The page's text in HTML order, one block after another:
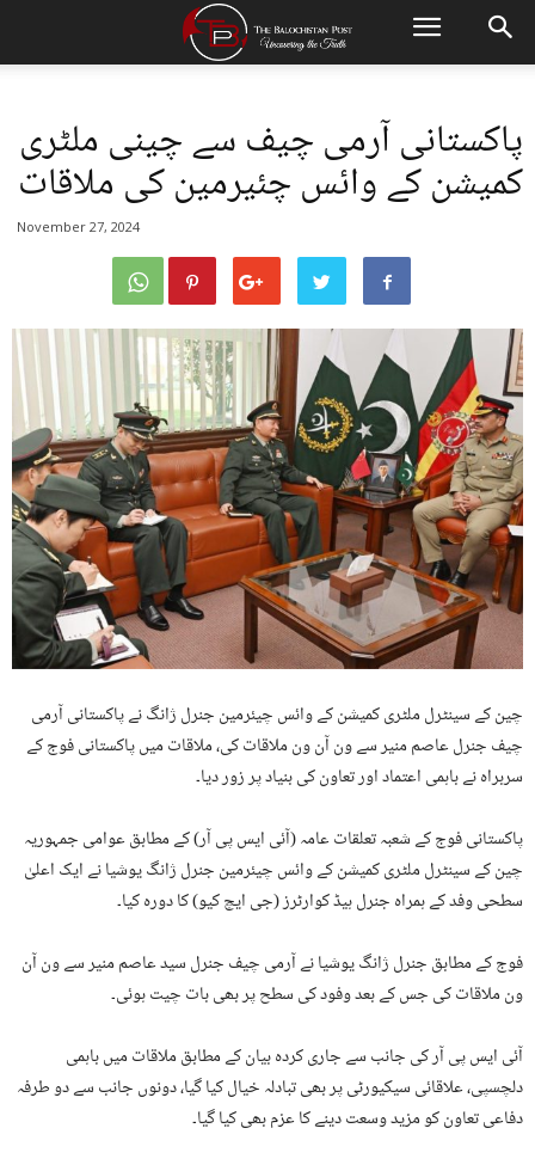
پاکستانی آرمی چیف سے چینی ملٹری
کمیشن کے وائس چئیرمین کی ملاقات
November 27, 2024
چین کے سینٹرل ملٹری کمیشن کے وائس چیئرمین جنرل ژانگ نے پاکستانی آرمی
چیف جنرل عاصم منیر سے ون آن ون ملاقات کی، ملاقات میں پاکستانی فوج کے
سربراہ نے باہمی اعتماد اور تعاون کی بنیاد پر زور دیا۔
پاکستانی فوج کے شعبہ تعلقات عامہ (آئی ایس پی آر) کے مطابق عوامی جمہوریہ
چین کے سینٹرل ملٹری کمیشن کے وائس چیئرمین جنرل ژانگ یوشیا نے ایک اعلیٰ
سطحی وفد کے ہمراہ جنرل ہیڈ کوارٹرز (جی ایچ کیو) کا دورہ کیا۔
فوج کے مطابق جنرل ژانگ یوشیا نے آرمی چیف جنرل سید عاصم منیر سے ون آن
ون ملاقات کی جس کے بعد وفود کی سطح پر بھی بات چیت ہوئی۔
آئی ایس پی آر کی جانب سے جاری کردہ بیان کے مطابق ملاقات میں باہمی
دلچسپی، علاقائی سیکیورٹی پر بھی تبادلہ خیال کیا گیا، دونوں جانب سے دو طرفہ
دفاعی تعاون کو مزید وسعت دینے کا عزم بھی کیا گیا۔